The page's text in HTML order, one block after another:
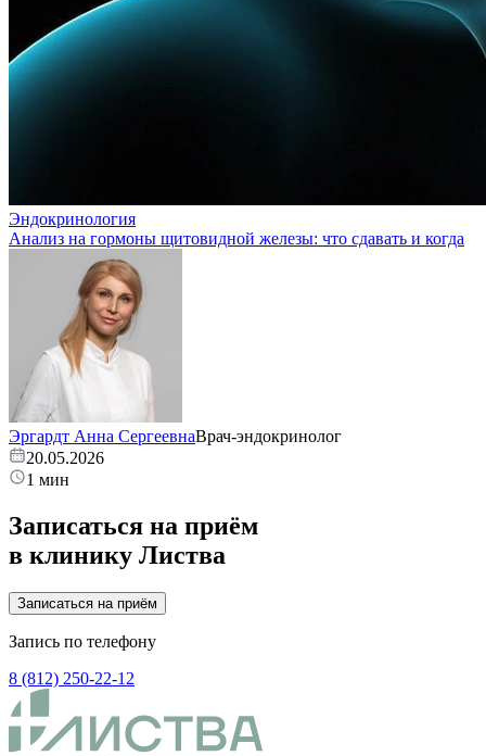
Эндокринология
Анализ на гормоны щитовидной железы: что сдавать и когда
Эргардт Анна СергеевнаВрач-эндокринолог
20.05.2026
1 мин
Записаться на приём
в клинику Листва
Записаться на приём
Запись по телефону
8 (812) 250-22-12